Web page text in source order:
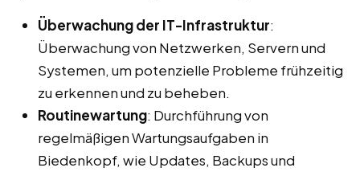
Überwachung der IT-Infrastruktur:
Überwachung von Netzwerken, Servern und
Systemen, um potenzielle Probleme frühzeitig
zu erkennen und zu beheben.
Routinewartung: Durchführung von
regelmäßigen Wartungsaufgaben in
Biedenkopf, wie Updates, Backups und